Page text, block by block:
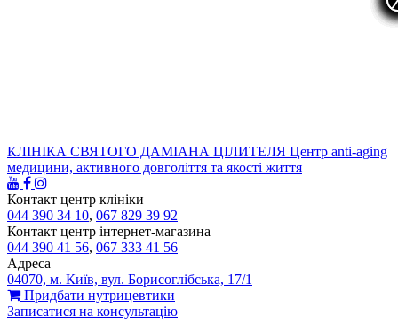
КЛІНІКА СВЯТОГО ДАМІАНА ЦІЛИТЕЛЯ Центр anti-aging
медицини, активного довголіття та якості життя
Контакт центр клініки
044 390 34 10, 067 829 39 92
Контакт центр інтернет-магазина
044 390 41 56, 067 333 41 56
Адреса
04070, м. Київ, вул. Борисоглібська, 17/1
Придбати нутрицевтики
Записатися на консультацію